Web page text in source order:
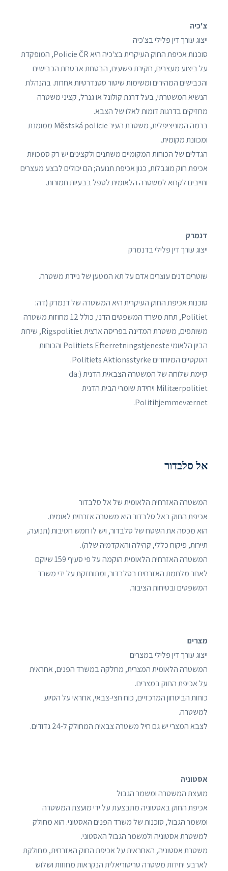
צ'כיה
ייצוג עורך דין פלילי בצ'כיה
סוכנות אכיפת החוק העיקרית בצ'כיה היא Policie ČR, המופקדת
על ביצוע מעצרים, חקירת פשעים, הבטחת אבטחת הכבישים
והכבישים המהירים ומשימות שיטור סטנדרטיות אחרות. בהנהלת
הנשיא המשטרתי, בעל דרגת קולונל או גנרל, קציני משטרה
מחזיקים בדרגות דומות לאלו של הצבא.
ברמה המוניציפלית, משטרת העיר Městská policie ממומנת
ומכוונת מקומית.
הגדלים של הכוחות המקומיים משתנים ולקצינים יש רק סמכויות
אכיפת חוק מוגבלות, כגון אכיפת תנועה; הם יכולים לבצע מעצרים
וחייבים לקרוא למשטרה הלאומית לטפל בבעיות חמורות.
דנמרק
ייצוג עורך דין פלילי בדנמרק
שוטרים דנים עוצרים אדם על תא המטען של ניידת משטרה.
סוכנות אכיפת החוק העיקרית היא המשטרה של דנמרק (דה:
Politiet, תחת משרד המשפטים הדני, כולל 12 מחוזות משטרה
משותפים, משטרת המדינה בפריסה ארצית Rigspolitiet, שירות
הביון הלאומי Politiets Efterretningstjeneste והכוחות
הטקטיים המיוחדים Politiets Aktionsstyrke.
קיימת שלוחה של המשטרה הצבאית הדנית (da:
Militærpolitiet ויחידת שומרי הבית הדנית
Politihjemmeværnet.
אל סלבדור
המשטרה האזרחית הלאומית של אל סלבדור
אכיפת החוק באל סלבדור היא משטרה אזרחית לאומית.
הוא מכסה את השטח של סלבדור, ויש לו חמש חטיבות (תנועה,
תיירות, פיקוח כללי, קהילה והאקדמיה שלה).
המשטרה האזרחית הלאומית הוקמה על פי סעיף 159 שיוקם
לאחר מלחמת האזרחים בסלבדור, ומתוחזקת על ידי משרד
המשפטים ובטיחות הציבור.
מצרים
ייצוג עורך דין פלילי במצרים
המשטרה הלאומית המצרית, מחלקה במשרד הפנים, אחראית
על אכיפת החוק במצרים.
כוחות הביטחון המרכזיים, כוח חצי-צבאי, אחראי על הסיוע
למשטרה.
לצבא המצרי יש גם חיל משטרה צבאית המחולק ל-24 גדודים.
אסטוניה
מועצת המשטרה ומשמר הגבול
אכיפת החוק באסטוניה מתבצעת על ידי מועצת המשטרה
ומשמר הגבול, סוכנות של משרד הפנים האסטוני. הוא מחולק
למשטרת אסטוניה ולמשמר הגבול האסטוני.
משטרת אסטוניה, האחראית על אכיפת החוק האזרחית, מחולקת
לארבע יחידות משטרה טריטוריאלית הנקראות מחוזות ושלוש